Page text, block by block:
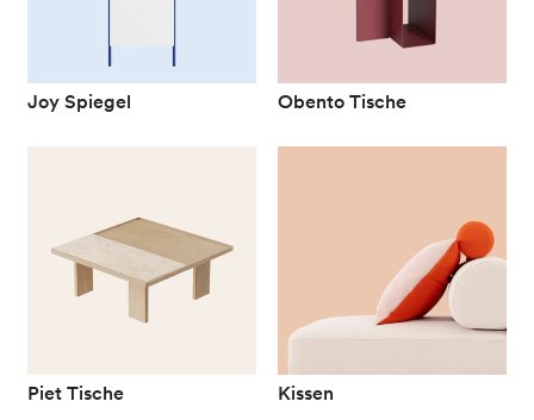
Joy Spiegel Obento Tische
Piet Tische Kissen